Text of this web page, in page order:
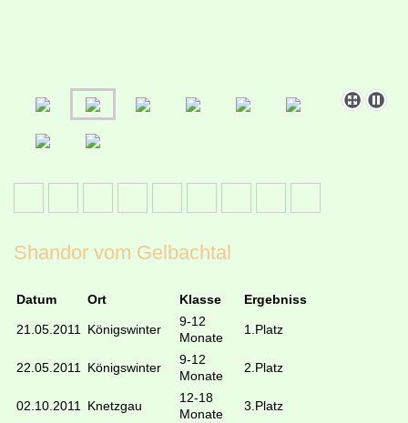
Shandor vom Gelbachtal
Datum Ort Klasse Ergebniss
21.05.2011 Königswinter
9-12
Monate
1.Platz
22.05.2011 Königswinter
9-12
Monate
2.Platz
02.10.2011 Knetzgau
12-18
Monate
3.Platz